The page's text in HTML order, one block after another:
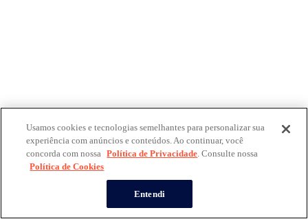
Usamos cookies e tecnologias semelhantes para personalizar sua
experiência com anúncios e conteúdos. Ao continuar, você
concorda com nossa Política de Privacidade. Consulte nossa
Política de Cookies
Entendi